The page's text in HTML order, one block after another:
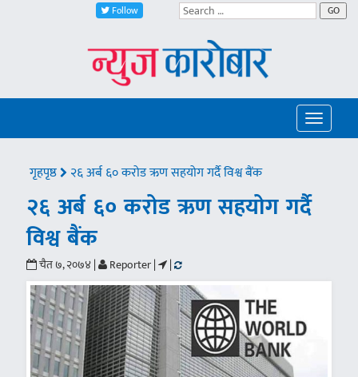
Follow GO
Toggle
गृहपृष्ठ २६ अर्ब ६० करोड ऋण सहयोग गर्दै विश्व बैंक
२६ अर्ब ६० करोड ऋण सहयोग गर्दै
विश्व बैंक
चैत ७, २०७४ | Reporter | |